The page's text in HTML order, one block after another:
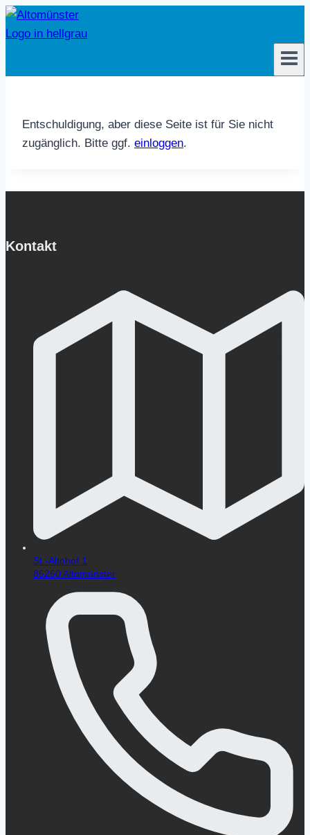
Zum
Inhalt
Entschuldigung, aber diese Seite ist für Sie nicht
zugänglich. Bitte ggf. einloggen.
Kontakt
St.-Altohof 1
85250 Altomünster